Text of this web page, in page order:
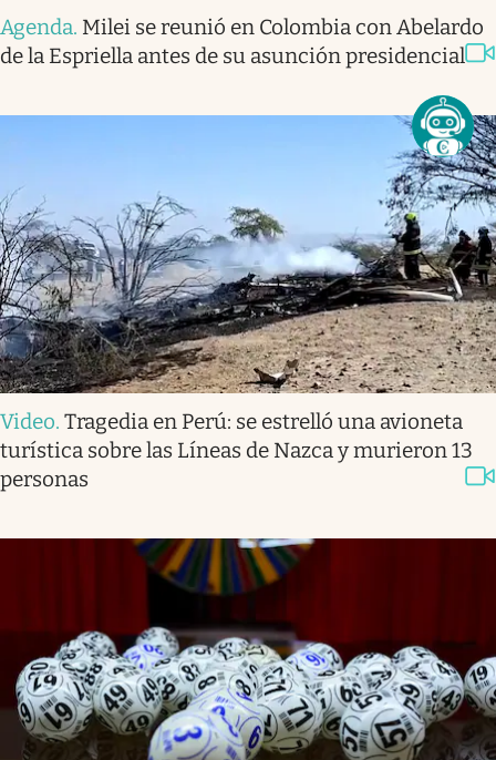
Agenda. Milei se reunió en Colombia con Abelardo
de la Espriella antes de su asunción presidencial
Video. Tragedia en Perú: se estrelló una avioneta
turística sobre las Líneas de Nazca y murieron 13
personas